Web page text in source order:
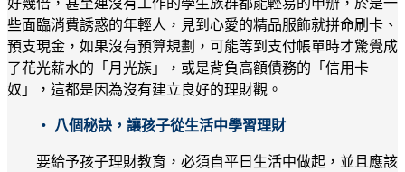
些面臨消費誘惑的年輕人，見到心愛的精品服飾就拼命刷卡、
預支現金，如果沒有預算規劃，可能等到支付帳單時才驚覺成
了花光薪水的「月光族」，或是背負高額債務的「信用卡
奴」，這都是因為沒有建立良好的理財觀。
‧ 八個秘訣，讓孩子從生活中學習理財
要給予孩子理財教育，必須自平日生活中做起，並且應該